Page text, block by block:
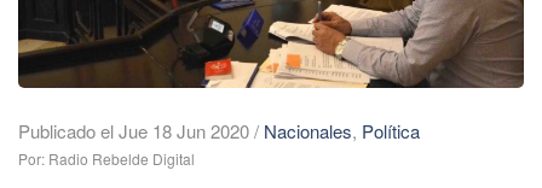
Publicado el Jue 18 Jun 2020/ Nacionales, Política
Por: Radio Rebelde Digital